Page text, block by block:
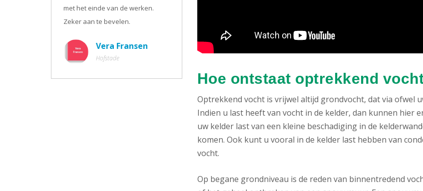
met het einde van de werken.
Zeker aan te bevelen.
Vera Fransen
Hofstade
Hoe ontstaat optrekkend
Optrekkend vocht is vrijwel altijd grondvocht, dat via ofwel
Indien u last heeft van vocht in de kelder, dan kunnen hier
uw kelder last van een kleine beschadiging in de
komen. Ook kunt u vooral in de kelder last hebben van
vocht.
Op begane grondniveau is de reden van binnentredend